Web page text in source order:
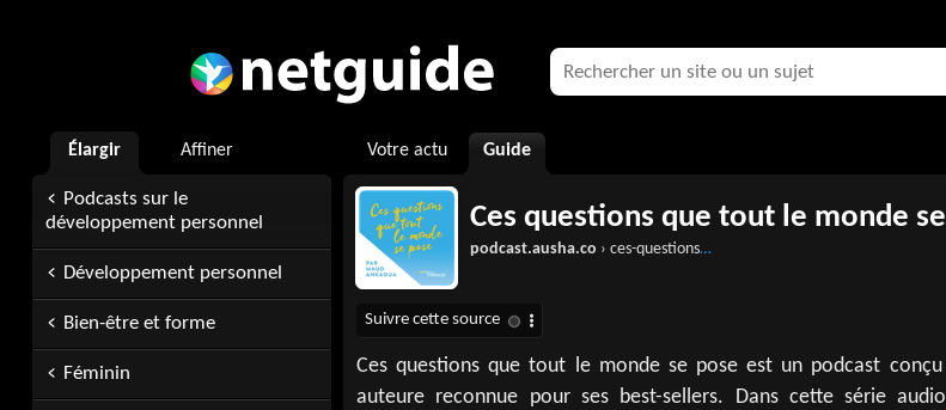
Élargir Affiner
Podcasts sur le
développement personnel
Développement personnel
Bien-être et forme
Féminin
Votre actu Guide
Ces questions que tout le monde
podcast.ausha.co › ces-questions-que-tout-le-monde-se-pose
Ces questions que tout le monde se pose est un podcast
auteure reconnue pour ses best-sellers. Dans cette série